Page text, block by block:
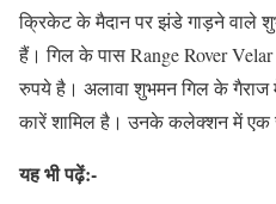
क्रिकेट के मैदान पर झंडे गाड़ने वाले
हैं। गिल के पास Range Rover
रुपये है। अलावा शुभमन गिल के
कारें शामिल है। उनके कलेक्शन में एक
यह भी पढ़ें:-